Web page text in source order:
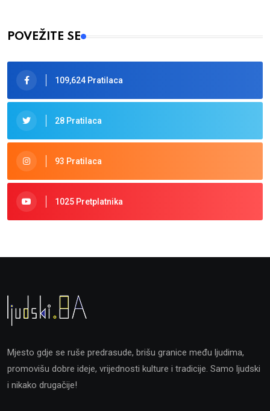
POVEŽITE SE
109,624 Pratilaca
28 Pratilaca
93 Pratilaca
1025 Pretplatnika
Mjesto gdje se ruše predrasude, brišu granice među ljudima,
promovišu dobre ideje, vrijednosti kulture i tradicije. Samo ljudski
i nikako drugačije!